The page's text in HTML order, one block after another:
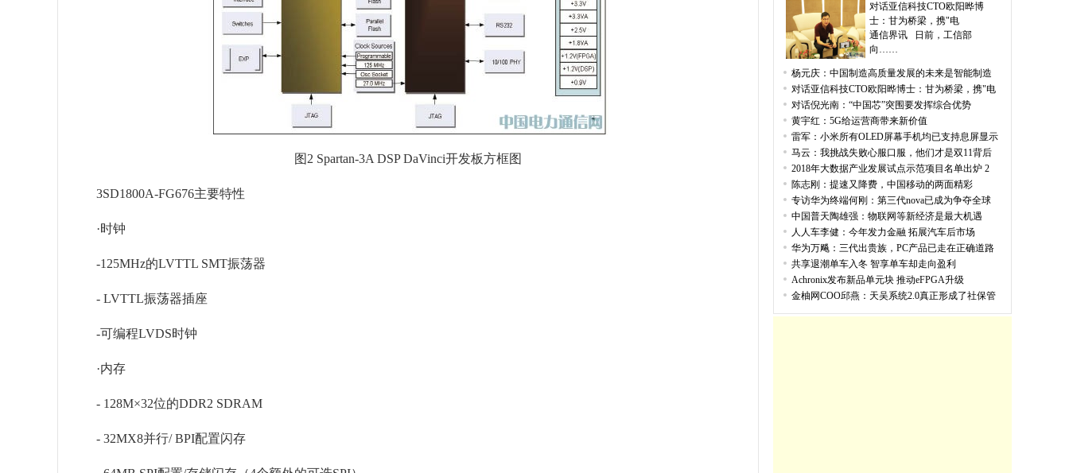
图2 Spartan-3A DSP DaVinci开发板方框图
3SD1800A-FG676主要特性
·时钟
-125MHz的LVTTL SMT振荡器
- LVTTL振荡器插座
-可编程LVDS时钟
·内存
- 128M×32位的DDR2 SDRAM
- 32MX8并行/ BPI配置闪存
对话亚信科技CTO欧阳晔博
士：甘为桥梁，携"电
通信界讯 日前，工信部
向……
杨元庆：中国制造高质量发展的未来是智能制造
对话亚信科技CTO欧阳晔博士：甘为桥梁，携"电
对话倪光南：“中国芯”突围要发挥综合优势
黄宇红：5G给运营商带来新价值
雷军：小米所有OLED屏幕手机均已支持息屏显示
马云：我挑战失败心服口服，他们才是双11背后
2018年大数据产业发展试点示范项目名单出炉 2
陈志刚：提速又降费，中国移动的两面精彩
专访华为终端何刚：第三代nova已成为争夺全球
中国普天陶雄强：物联网等新经济是最大机遇
人人车李健：今年发力金融 拓展汽车后市场
华为万飚：三代出贵族，PC产品已走在正确道路
共享退潮单车入冬 智享单车却走向盈利
Achronix发布新品单元块 推动eFPGA升级
金柚网COO邱燕：天吴系统2.0真正形成了社保管